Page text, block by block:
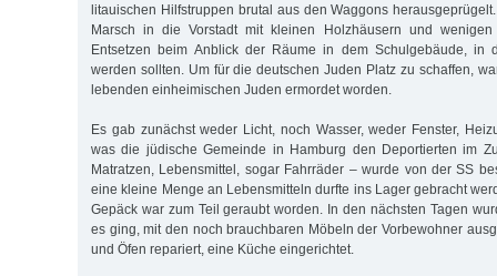
litauischen Hilfstruppen brutal aus den Waggons
Marsch in die Vorstadt mit kleinen Holzhäusern und
Entsetzen beim Anblick der Räume in dem Schulgebäude, in
werden sollten. Um für die deutschen Juden Platz zu schaffen,
lebenden einheimischen Juden ermordet worden.
Es gab zunächst weder Licht, noch Wasser, weder Fenster,
was die jüdische Gemeinde in Hamburg den Deportierten im
Matratzen, Lebensmittel, sogar Fahrräder – wurde von der SS
eine kleine Menge an Lebensmitteln durfte ins Lager gebracht
Gepäck war zum Teil geraubt worden. In den nächsten Tagen
es ging, mit den noch brauchbaren Möbeln der Vorbewohner
und Öfen repariert, eine Küche eingerichtet.